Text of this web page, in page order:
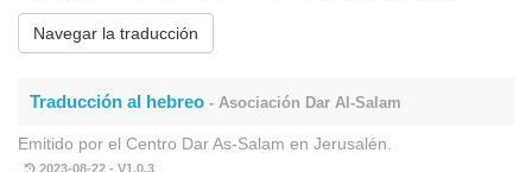
Navegar la traducción
Traducción al hebreo - Asociación Dar Al-Salam
Emitido por el Centro Dar As-Salam en Jerusalén.
2023-08-22 - V1.0.3